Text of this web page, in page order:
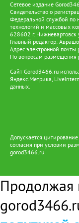
часть. Депутаты
большим спросом —
смогли не все
число лагерей
недостаточно. По
опрос родителей:
будущий год и
средств на
Нижневартовска
корпус интересуют
организация очень
что в будущем году
третью смену». Его
ребятами, и
дневного
включающих спорт,
мероприятия по
направленности. Мы
Сетевое издание
Свидетельство о
Федеральной службой по
технологий и массовых
628602 г.
Главный редактор:
Адрес электронной почты
По вопросам размещения
Сайт Gorod3466.ru
Яндекс.Метрика,
данных.
Допускается
согласия при условии
gorod3466.ru
Продолжая